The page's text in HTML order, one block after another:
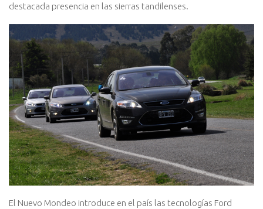
destacada presencia en las sierras tandilenses.
El Nuevo Mondeo introduce en el país las tecnologías Ford